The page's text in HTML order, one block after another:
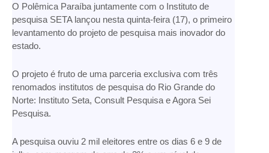
O Polêmica Paraíba juntamente com o Instituto de
pesquisa SETA lançou nesta quinta-feira (17), o primeiro
levantamento do projeto de pesquisa mais inovador do
estado.
O projeto é fruto de uma parceria exclusiva com três
renomados institutos de pesquisa do Rio Grande do
Norte: Instituto Seta, Consult Pesquisa e Agora Sei
Pesquisa.
A pesquisa ouviu 2 mil eleitores entre os dias 6 e 9 de